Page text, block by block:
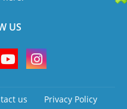
US
us
Privacy Policy